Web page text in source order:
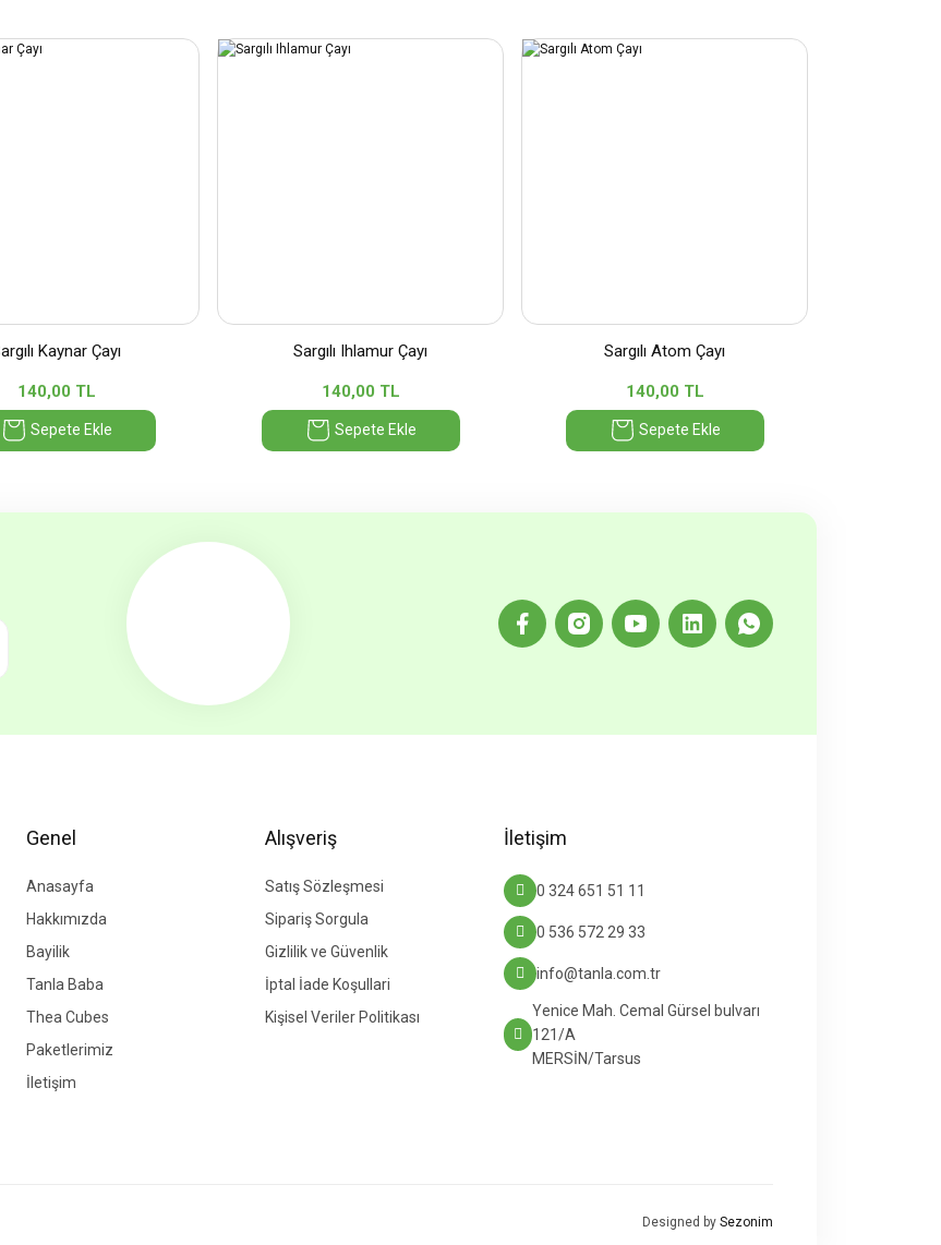
Kaynar Çayı
140,00 TL
Sepete Ekle
Sargılı Ihlamur Çayı
140,00 TL
Sepete Ekle
Sargılı Atom Çayı
140,00 TL
Sepete Ekle
Genel
Anasayfa
Hakkımızda
Bayilik
Tanla Baba
Thea Cubes
Paketlerimiz
İletişim
Alışveriş
Satış Sözleşmesi
Sipariş Sorgula
Gizlilik ve Güvenlik
İptal İade Koşullari
Kişisel Veriler Politikası
İletişim
0 324 651 51 11
0 536 572 29 33
info@tanla.com.tr
Yenice Mah. Cemal Gürsel bulvarı
121/A
MERSİN/Tarsus
Designed by Sezonim